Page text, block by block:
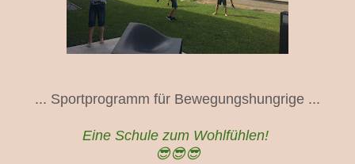
... Sportprogramm für Bewegungshungrige ...
Eine Schule zum Wohlfühlen!
😎😎😎